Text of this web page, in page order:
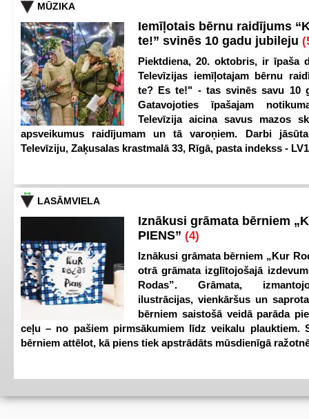
MŪZIKA
Iemīļotais bērnu raidījums
te!” svinēs 10 gadu jubileju
Piektdiena, 20. oktobris, ir īpaša
Televīzijas iemīļotajam bērnu
te? Es te!" - tas svinēs savu 10
Gatavojoties īpašajam
Televīzija aicina savus mazos
apsveikumus raidījumam un tā varoņiem. Darbi
Televīziju, Zaķusalas krastmalā 33, Rīgā, pasta indekss -
LASĀMVIELA
Iznākusi grāmata bērniem
PIENS” (4)
Iznākusi grāmata bērniem „Kur
otrā grāmata izglītojošajā
Rodas”. Grāmata,
ilustrācijas, vienkāršus un
bērniem saistošā veidā parāda
ceļu – no pašiem pirmsākumiem līdz veikalu plauktiem.
bērniem attēlot, kā piens tiek apstrādāts mūsdienīgā